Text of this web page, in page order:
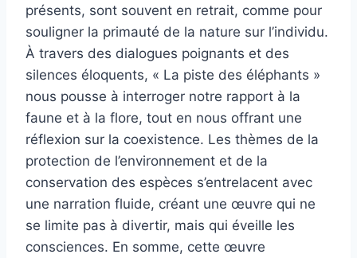
présents, sont souvent en retrait, comme pour
souligner la primauté de la nature sur l’individu.
À travers des dialogues poignants et des
silences éloquents, « La piste des éléphants »
nous pousse à interroger notre rapport à la
faune et à la flore, tout en nous offrant une
réflexion sur la coexistence. Les thèmes de la
protection de l’environnement et de la
conservation des espèces s’entrelacent avec
une narration fluide, créant une œuvre qui ne
se limite pas à divertir, mais qui éveille les
consciences. En somme, cette œuvre